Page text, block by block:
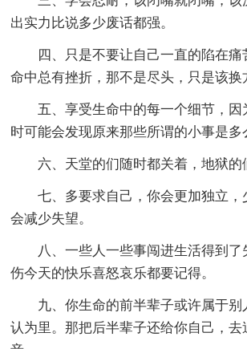
出实力比说多少废话都强。
四、只是不要让自己一直的陷在痛
命中总有挫折，那不是尽头，只是该换
五、享受生命中的每一个细节，因
时可能会发现原来那些所谓的小事是多
六、天堂的们随时都关着，地狱的
七、多要求自己，你会更加独立，
会减少失望。
八、一些人一些事闯进生活得到了
伤今天的快乐喜怒哀乐都要记得。
九、你生命的前半辈子或许属于别
认为里。那把后半辈子还给你自己，去